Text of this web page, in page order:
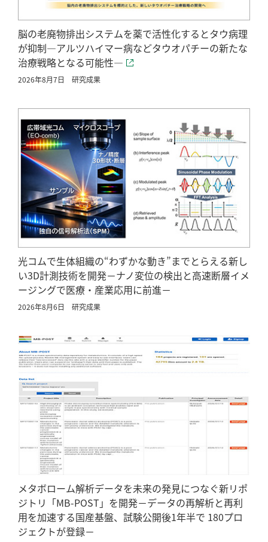
脳の老廃物排出システムを薬で活性化するとタウ病理
が抑制―アルツハイマー病などタウオパチーの新たな
治療戦略となる可能性―
2026年8月7日 研究成果
光コムで生体組織の“わずかな動き”までとらえる新し
い3D計測技術を開発－ナノ変位の検出と高速断層イメ
ージングで医療・産業応用に前進－
2026年8月6日 研究成果
メタボローム解析データを未来の発見につなぐ新リポ
ジトリ「MB-POST」を開発－データの再解析と再利
用を加速する国産基盤、試験公開後1年半で 180プロ
ジェクトが登録－